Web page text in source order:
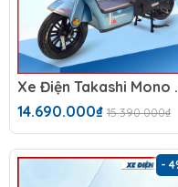
Xe Điện
14.690.000₫ 15.390.000₫
-